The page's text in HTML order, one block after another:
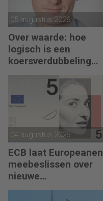
05 augustus 2026
Over waarde: hoe
logisch is een
koersverdubbeling
04 augustus 2026
ECB laat Europeanen
meebeslissen over
nieuwe
eurobankbiljetten